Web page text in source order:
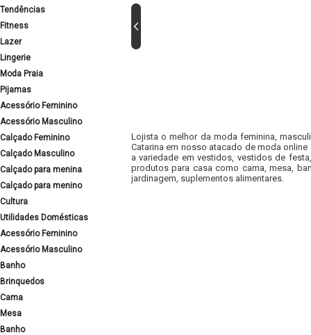
Tendências
Fitness
Lazer
Lingerie
Moda Praia
Pijamas
Acessório Feminino
Acessório Masculino
Calçado Feminino
Calçado Masculino
Calçado para menina
Calçado para menino
Cultura
Utilidades Domésticas
Acessório Feminino
Acessório Masculino
Banho
Brinquedos
Cama
Mesa
Banho
Lojista o melhor da moda feminina,
Catarina em nosso atacado de moda
a variedade em vestidos, vestidos de
produtos para casa como cama, mesa,
jardinagem, suplementos alimentares.